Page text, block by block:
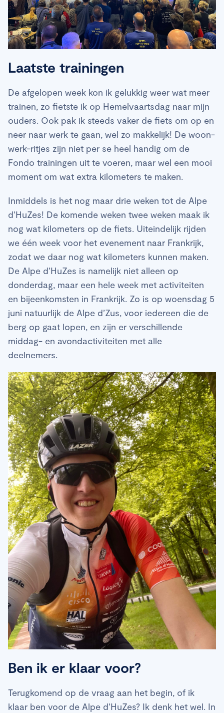
Laatste trainingen
De afgelopen week kon ik gelukkig weer wat meer
trainen, zo fietste ik op Hemelvaartsdag naar mijn
ouders. Ook pak ik steeds vaker de fiets om op en
neer naar werk te gaan, wel zo makkelijk! De woon-
werk-ritjes zijn niet per se heel handig om de
Fondo trainingen uit te voeren, maar wel een mooi
moment om wat extra kilometers te maken.
Inmiddels is het nog maar drie weken tot de Alpe
d’HuZes! De komende weken twee weken maak ik
nog wat kilometers op de fiets. Uiteindelijk rijden
we één week voor het evenement naar Frankrijk,
zodat we daar nog wat kilometers kunnen maken.
De Alpe d’HuZes is namelijk niet alleen op
donderdag, maar een hele week met activiteiten
en bijeenkomsten in Frankrijk. Zo is op woensdag 5
juni natuurlijk de Alpe d’Zus, voor iedereen die de
berg op gaat lopen, en zijn er verschillende
middag- en avondactiviteiten met alle
deelnemers.
Ben ik er klaar voor?
Terugkomend op de vraag aan het begin, of ik
klaar ben voor de Alpe d’HuZes? Ik denk het wel. In